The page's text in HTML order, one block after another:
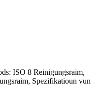
ISO 8 Reinigungsraim,
Spezifikatioun vun